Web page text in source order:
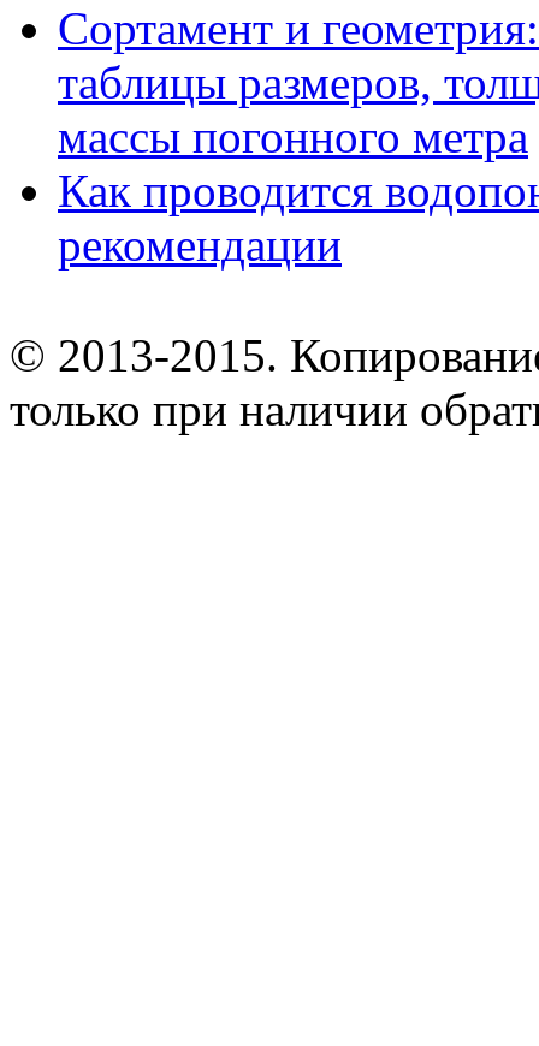
Сортамент и
таблицы размеров,
массы погонного метра
Как проводится
рекомендации
© 2013-2015.
только при наличии